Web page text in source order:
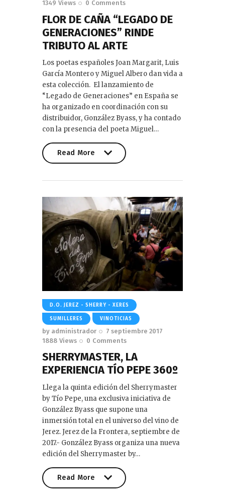
1349 Views 0 Comments
FLOR DE CAÑA “LEGADO DE
GENERACIONES” RINDE
TRIBUTO AL ARTE
Los poetas españoles Joan Margarit, Luis
García Montero y Miguel Albero dan vida a
esta colección. El lanzamiento de
“Legado de Generaciones” en España se
ha organizado en coordinación con su
distribuidor, González Byass, y ha contado
con la presencia del poeta Miguel…
Read More
D.O. JEREZ - SHERRY - XERES
SUMILLERES VINOTICIAS
by administrador
7 septiembre 2017
1888 Views 0 Comments
SHERRYMASTER, LA
EXPERIENCIA TÍO PEPE 360º
Llega la quinta edición del Sherrymaster
by Tío Pepe, una exclusiva iniciativa de
González Byass que supone una
inmersión total en el universo del vino de
Jerez. Jerez de la Frontera, septiembre de
2017.- González Byass organiza una nueva
edición del Sherrymaster by…
Read More